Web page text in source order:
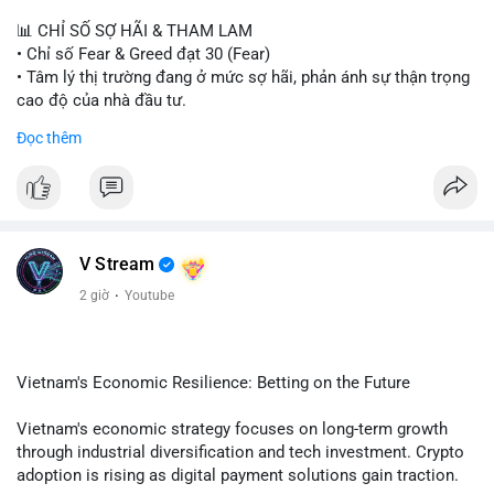
📊 CHỈ SỐ SỢ HÃI & THAM LAM
• Chỉ số Fear & Greed đạt 30 (Fear)
• Tâm lý thị trường đang ở mức sợ hãi, phản ánh sự thận trọng
cao độ của nhà đầu tư.
📈 XU HƯỚNG TÌM KIẾM & THẢO LUẬN
CASHCAT, CRO.
• Google Trends Việt Nam: Giá vàng thế giới, Giải bóng đá
Ngoại hạng Anh, Tin 24h, Trường đại học.
hơn nhiều so với kỳ vọng.
tháng 9; Thượng nghị sĩ Warren yêu cầu luật pháp không do
ngành crypto tự viết.
• Binance Square: Cộng đồng tập trung thảo luận về các lệnh
Đọc thêm
V Stream
2 giờ · Youtube
Vietnam's Economic Resilience: Betting on the Future
Vietnam's economic strategy focuses on long-term growth
through industrial diversification and tech investment. Crypto
adoption is rising as digital payment solutions gain traction.